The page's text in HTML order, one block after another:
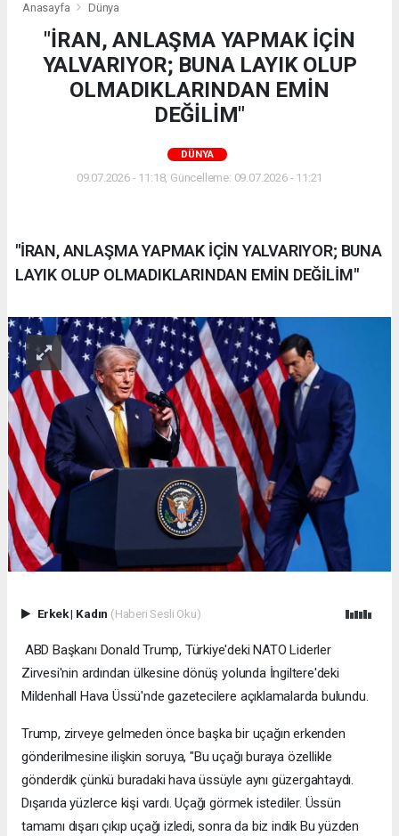
Anasayfa Dünya
"İRAN, ANLAŞMA YAPMAK İÇİN
YALVARIYOR; BUNA LAYIK OLUP
OLMADIKLARINDAN EMİN
DEĞİLİM"
DÜNYA
09.07.2026 - 11:18, Güncelleme: 09.07.2026 - 11:21
"İRAN, ANLAŞMA YAPMAK İÇİN YALVARIYOR; BUNA
LAYIK OLUP OLMADIKLARINDAN EMİN DEĞİLİM"
Erkek| Kadın (Haberi Sesli Oku)
ABD Başkanı Donald Trump, Türkiye'deki NATO Liderler
Zirvesi'nin ardından ülkesine dönüş yolunda İngiltere'deki
Mildenhall Hava Üssü'nde gazetecilere açıklamalarda bulundu.
Trump, zirveye gelmeden önce başka bir uçağın erkenden
gönderilmesine ilişkin soruya, "Bu uçağı buraya özellikle
gönderdik çünkü buradaki hava üssüyle aynı güzergahtaydı.
Dışarıda yüzlerce kişi vardı. Uçağı görmek istediler. Üssün
tamamı dışarı çıkıp uçağı izledi, sonra da biz indik Bu yüzden